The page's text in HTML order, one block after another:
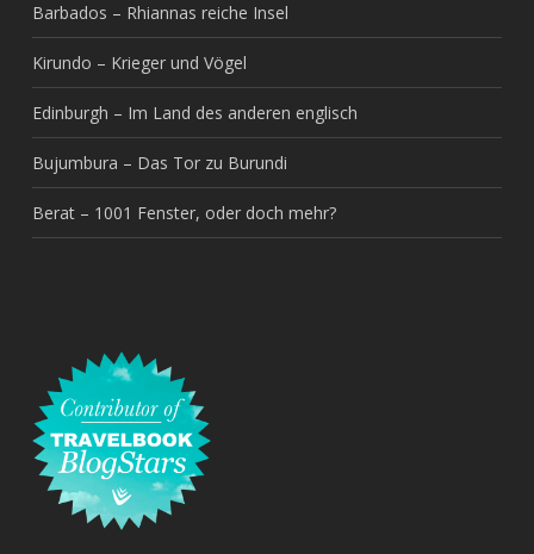
Barbados – Rhiannas reiche Insel
Kirundo – Krieger und Vögel
Edinburgh – Im Land des anderen englisch
Bujumbura – Das Tor zu Burundi
Berat – 1001 Fenster, oder doch mehr?